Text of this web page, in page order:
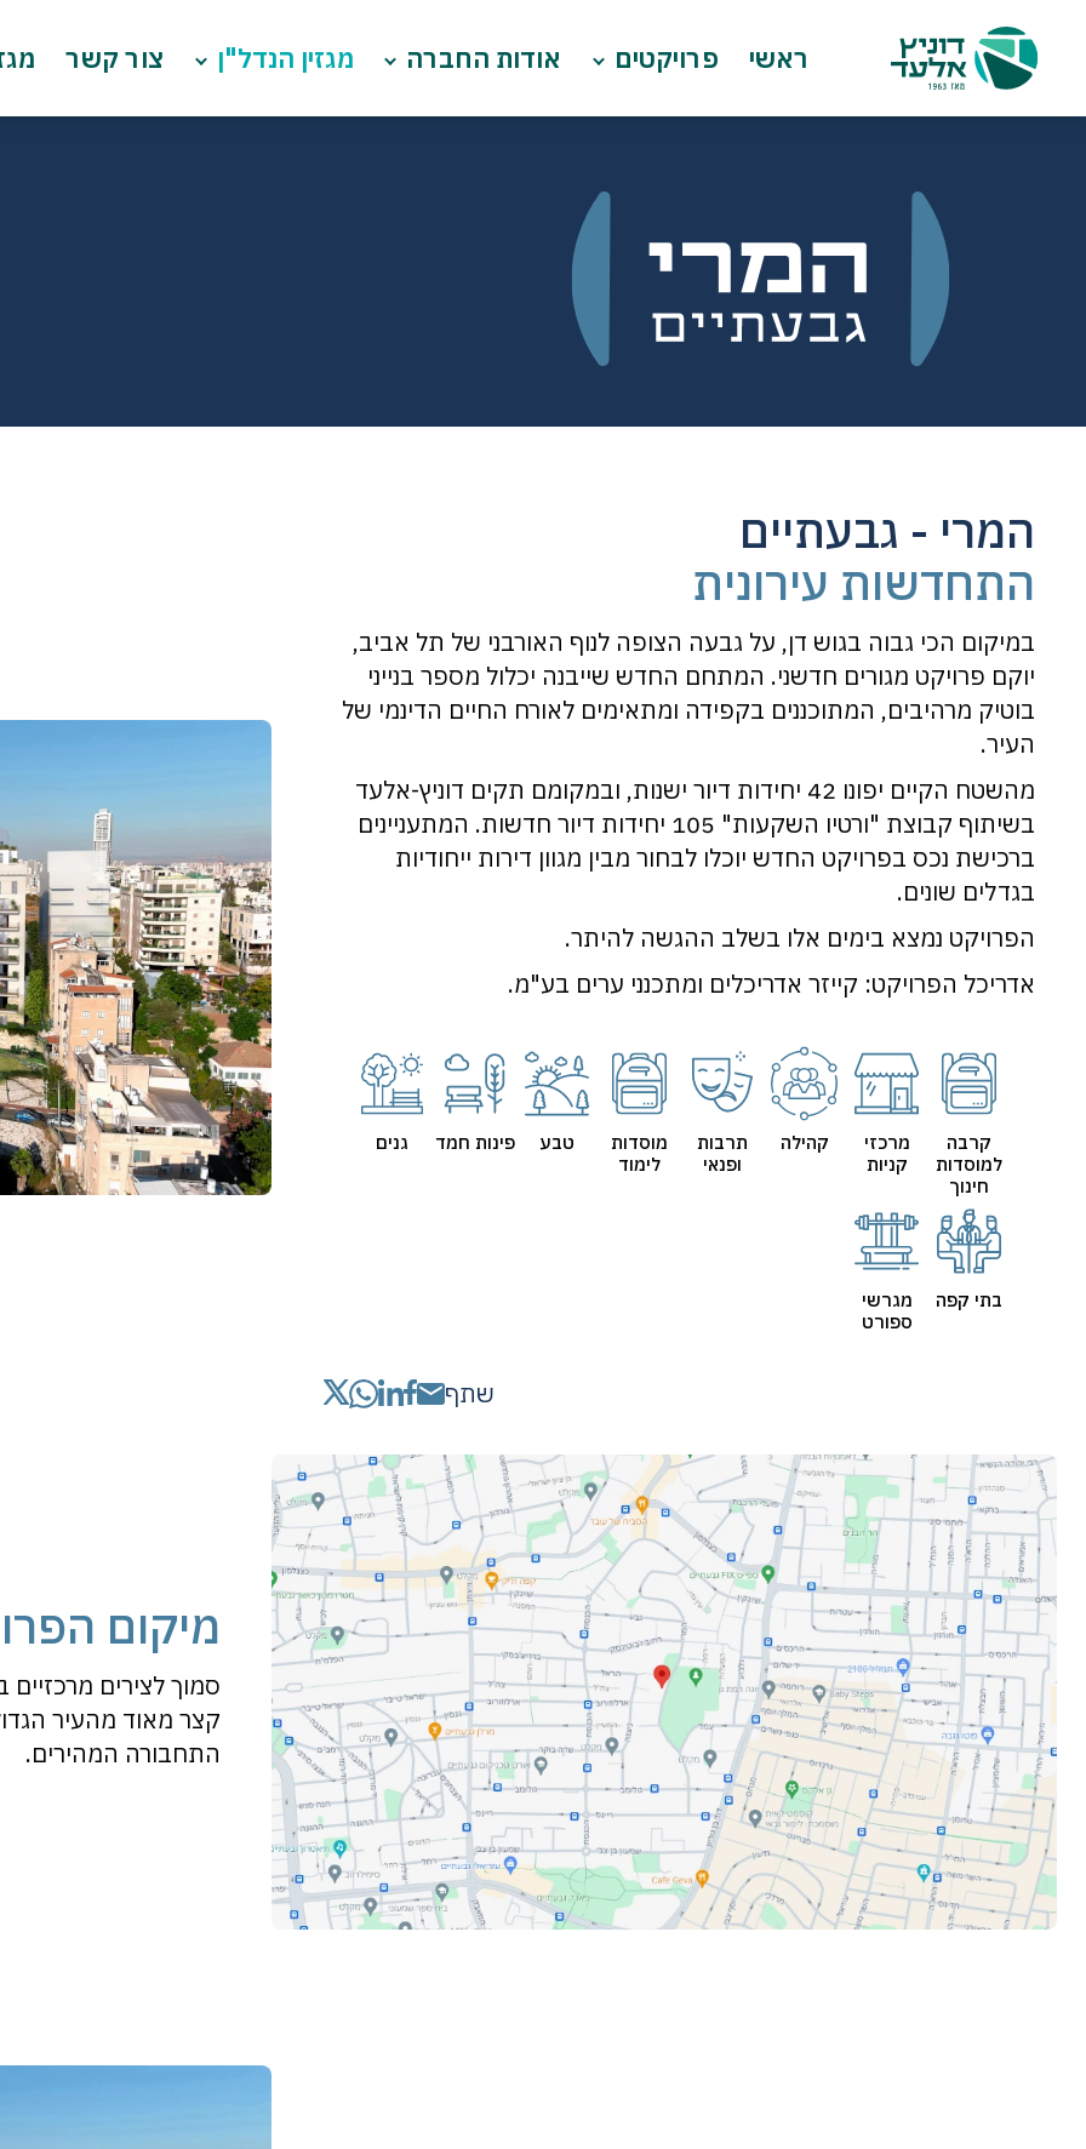
ראשי פרויקטים אודות החברה מגזין הנדל"ן צור קשר
המרי - גבעתיים
התחדשות עירונית
במיקום הכי גבוה בגוש דן, על גבעה הצופה לנוף האורבני של תל אביב,
יוקם פרויקט מגורים חדשני. המתחם החדש שייבנה יכלול מספר בנייני
בוטיק מרהיבים, המתוכננים בקפידה ומתאימים לאורח החיים הדינמי של
העיר.
מהשטח הקיים יפונו 42 יחידות דיור ישנות, ובמקומם תקים דוניץ-אלעד
בשיתוף קבוצת "ורטיו השקעות" 105 יחידות דיור חדשות. המתעניינים
ברכישת נכס בפרויקט החדש יוכלו לבחור מבין מגוון דירות ייחודיות
בגדלים שונים.
הפרויקט נמצא בימים אלו בשלב ההגשה להיתר.
אדריכל הפרויקט: קייזר אדריכלים ומתכנני ערים בע"מ.
קרבה
למוסדות
חינוך
מרכזי
קניות
קהילה
תרבות
ופנאי
מוסדות
לימוד
טבע פינות חמד גנים
בתי קפה
מגרשי
ספורט
שתף
מיקום
סמוך לצירים
קצר מאוד מהעיר
התחבורה המהירים.